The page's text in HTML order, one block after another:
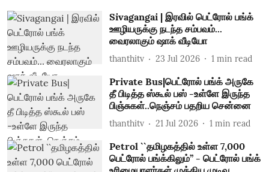
Sivagangai | இரவில் பெட்ரோல் பங்க்
ஊழியருக்கு நடந்த சம்பவம்...
வைரலாகும் ஷாக் வீடியோ
thanthitv 23 Jul 2026 1 min read
Private Bus|பெட்ரோல் பங்க் அருகே
தீ பிடித்த ஸ்கூல் பஸ் -உள்ளே இருந்த
பிஞ்சுகள்..நெஞ்சம் பதறிய சென்னை
thanthitv 21 Jul 2026 1 min read
Petrol ``தமிழகத்தில் உள்ள 7,000
பெட்ரோல் பங்க்கிலும்’’ - பெட்ரோல் பங்க்